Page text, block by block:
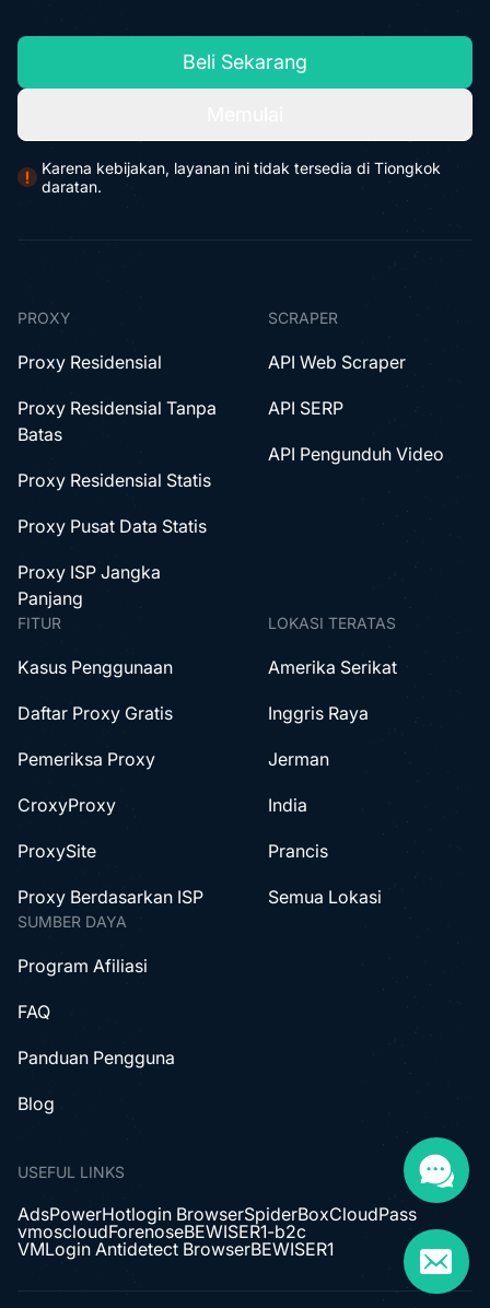
Beli Sekarang
Karena kebijakan, layanan ini tidak tersedia di Tiongkok
daratan.
PROXY
Proxy Residensial
Proxy Residensial Tanpa
Batas
Proxy Residensial Statis
Proxy Pusat Data Statis
Proxy ISP Jangka
Panjang
SCRAPER
API Web Scraper
API SERP
API Pengunduh Video
FITUR
Kasus Penggunaan
Daftar Proxy Gratis
Pemeriksa Proxy
CroxyProxy
ProxySite
Proxy Berdasarkan ISP
LOKASI TERATAS
Amerika Serikat
Inggris Raya
Jerman
India
Prancis
Semua Lokasi
SUMBER DAYA
Program Afiliasi
FAQ
Panduan Pengguna
Blog
USEFUL LINKS
AdsPowerHotlogin BrowserSpiderBoxCloudPass
vmoscloudForenoseBEWISER1-b2c
VMLogin Antidetect BrowserBEWISER1